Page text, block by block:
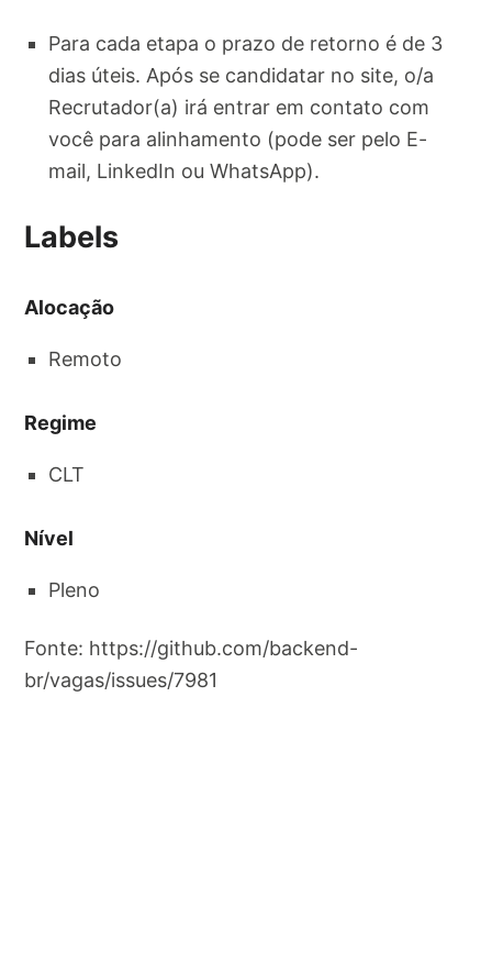
Para cada etapa o prazo de retorno é de 3
dias úteis. Após se candidatar no site, o/a
Recrutador(a) irá entrar em contato com
você para alinhamento (pode ser pelo E-
mail, LinkedIn ou WhatsApp).
Labels
Alocação
Remoto
Regime
CLT
Nível
Pleno
Fonte: https://github.com/backend-
br/vagas/issues/7981